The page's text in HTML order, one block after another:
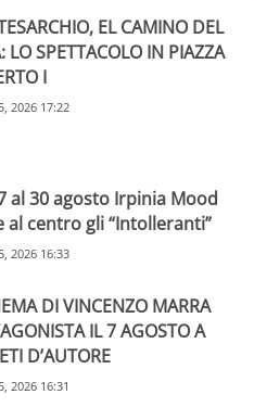
EL CAMINO DEL
LO SPETTACOLO IN PIAZZA
I
2026 17:22
al 30 agosto Irpinia Mood
al centro gli “Intolleranti”
2026 16:33
DI VINCENZO MARRA
IL 7 AGOSTO A
D’AUTORE
2026 16:31